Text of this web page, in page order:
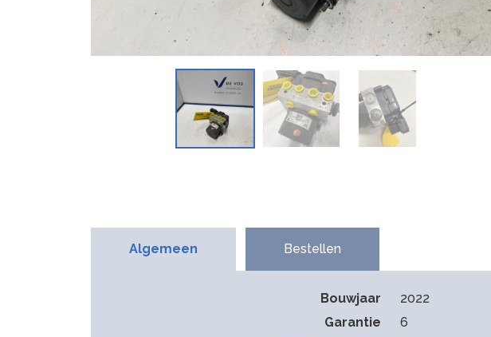
Algemeen Bestellen
Bouwjaar
2022
Garantie
6